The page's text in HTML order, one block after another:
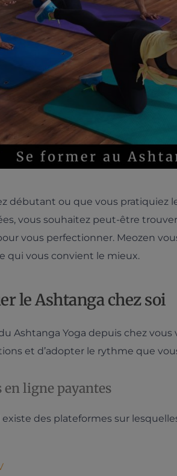
débutant ou que vous pratiquiez
vous souhaitez peut-être
vous perfectionner. Meozen
qui vous convient le mieux.
le Ashtanga chez soi
Ashtanga Yoga depuis chez vous
et d’adopter le rythme que
en ligne payantes
existe des plateformes sur